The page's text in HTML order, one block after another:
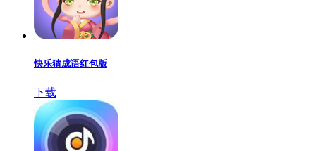
快乐猜成语红包版
下载